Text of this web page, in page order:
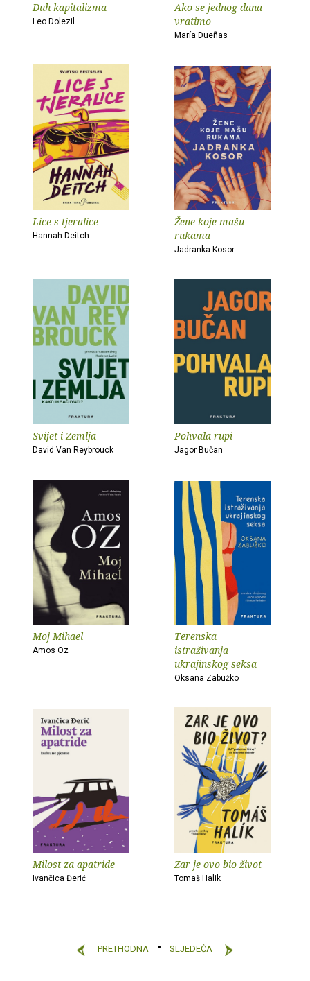
Duh kapitalizma
Leo Dolezil
Ako se jednog dana
vratimo
María Dueñas
Lice s tjeralice
Hannah Deitch
Žene koje mašu
rukama
Jadranka Kosor
Svijet i Zemlja
David Van Reybrouck
Pohvala rupi
Jagor Bučan
Moj Mihael
Amos Oz
Terenska
istraživanja
ukrajinskog seksa
Oksana Zabužko
Milost za apatride
Ivančica Đerić
Zar je ovo bio život
Tomaš Halik
PRETHODNA SLJEDEĆA